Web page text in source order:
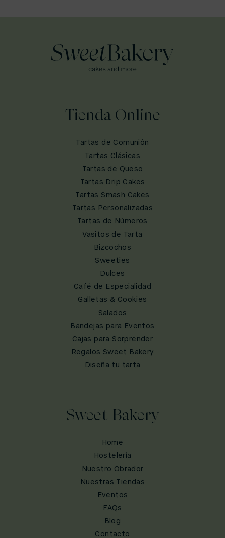
Tienda Online
Tartas de Comunión
Tartas Clásicas
Tartas de Queso
Tartas Drip Cakes
Tartas Smash Cakes
Tartas Personalizadas
Tartas de Números
Vasitos de Tarta
Bizcochos
Sweeties
Dulces
Café de Especialidad
Galletas & Cookies
Salados
Bandejas para Eventos
Cajas para Sorprender
Regalos Sweet Bakery
Diseña tu tarta
Sweet Bakery
Home
Hostelería
Nuestro Obrador
Nuestras Tiendas
Eventos
FAQs
Blog
Contacto